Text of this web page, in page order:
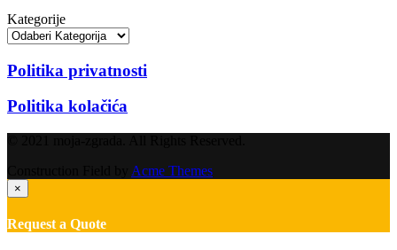
Kategorije
Politika privatnosti
Politika kolačića
Acme Themes
×
Request a Quote